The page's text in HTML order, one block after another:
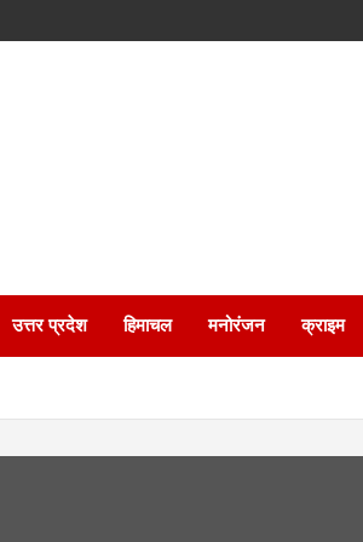
उत्तर प्रदेश हिमाचल मनोरंजन क्राइम